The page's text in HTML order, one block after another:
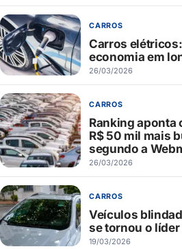
CARROS
Carros
economia em
26/03/2026
CARROS
Ranking aponta
R$ 50 mil mais
segundo a
26/03/2026
CARROS
Veículos
se tornou o
19/03/2026